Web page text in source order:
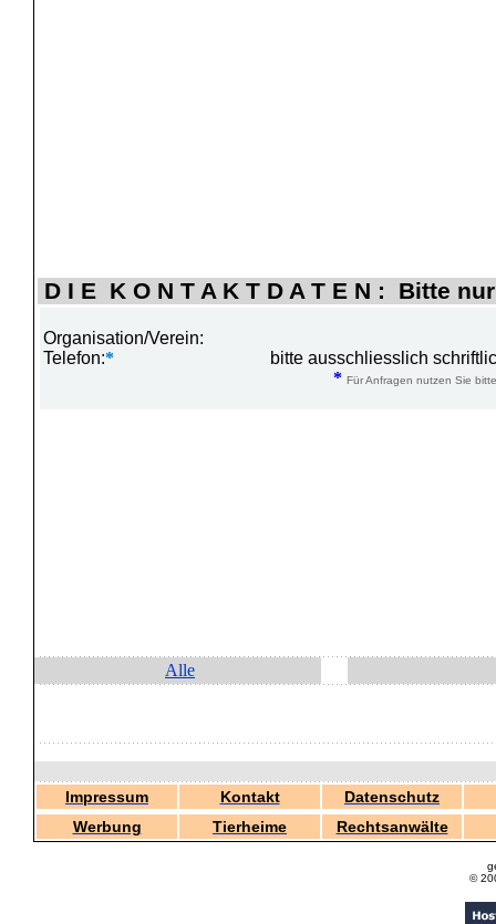
D I E K O N T A K T D A T E N : Bitte
Organisation/Verein:
Telefon:*
bitte ausschliesslich
* Für Anfragen nutzen Sie
Alle
Impressum Kontakt
Datenschutz
Werbung
Tierheime Rechtsanwälte
©